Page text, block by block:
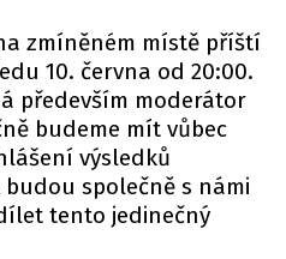
zmíněném místě příští
10. června od 20:00.
především moderátor
budeme mít vůbec
výsledků
společně s námi
tento jedinečný